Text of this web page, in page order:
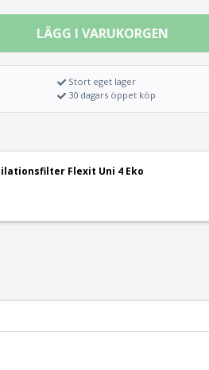
LÄGG I VARUKORGEN
Stort eget lager
30 dagars öppet köp
Flexit Uni 4 Eko